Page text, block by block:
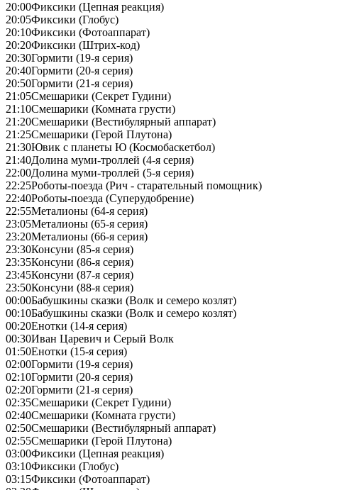
20:00Фиксики (Цепная реакция)
20:05Фиксики (Глобус)
20:10Фиксики (Фотоаппарат)
20:20Фиксики (Штрих-код)
20:30Гормити (19-я серия)
20:40Гормити (20-я серия)
20:50Гормити (21-я серия)
21:05Смешарики (Секрет Гудини)
21:10Смешарики (Комната грусти)
21:20Смешарики (Вестибулярный аппарат)
21:25Смешарики (Герой Плутона)
21:30Ювик с планеты Ю (Космобаскетбол)
21:40Долина муми-троллей (4-я серия)
22:00Долина муми-троллей (5-я серия)
22:25Роботы-поезда (Рич - старательный помощник)
22:40Роботы-поезда (Суперудобрение)
22:55Металионы (64-я серия)
23:05Металионы (65-я серия)
23:20Металионы (66-я серия)
23:30Консуни (85-я серия)
23:35Консуни (86-я серия)
23:45Консуни (87-я серия)
23:50Консуни (88-я серия)
00:00Бабушкины сказки (Волк и семеро козлят)
00:10Бабушкины сказки (Волк и семеро козлят)
00:20Енотки (14-я серия)
00:30Иван Царевич и Серый Волк
01:50Енотки (15-я серия)
02:00Гормити (19-я серия)
02:10Гормити (20-я серия)
02:20Гормити (21-я серия)
02:35Смешарики (Секрет Гудини)
02:40Смешарики (Комната грусти)
02:50Смешарики (Вестибулярный аппарат)
02:55Смешарики (Герой Плутона)
03:00Фиксики (Цепная реакция)
03:10Фиксики (Глобус)
03:15Фиксики (Фотоаппарат)